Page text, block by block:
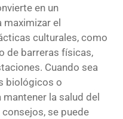
en un
el
culturales, como
de barreras físicas,
Cuando sea
biológicos o
la salud del
se puede